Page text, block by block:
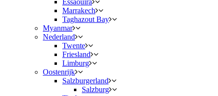
Essaouira
Marrakech
Taghazout Bay
Myanmar
Nederland
Twente
Friesland
Limburg
Oostenrijk
Salzburgerland
Salzburg